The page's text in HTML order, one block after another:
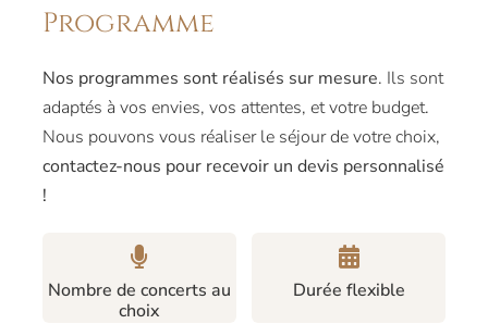
Programme
Nos programmes sont réalisés sur mesure. Ils sont
adaptés à vos envies, vos attentes, et votre budget.
Nous pouvons vous réaliser le séjour de votre choix,
contactez-nous pour recevoir un devis personnalisé
!
Nombre de concerts au
choix
Durée flexible